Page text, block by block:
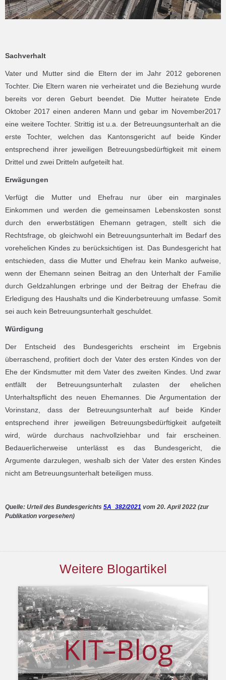
Sachverhalt
Vater und Mutter sind die Eltern der im Jahr 2012 geborenen
Tochter. Die Eltern waren nie verheiratet und die Beziehung wurde
bereits vor deren Geburt beendet. Die Mutter heiratete Ende
Oktober 2017 einen anderen Mann und gebar im November2017
eine weitere Tochter. Strittig ist u.a. der Betreuungsunterhalt an die
erste Tochter, welchen das Kantonsgericht auf beide Kinder
entsprechend ihrer jeweiligen Betreuungsbedürftigkeit mit einem
Drittel und zwei Dritteln aufgeteilt hat.
Erwägungen
Verfügt die Mutter und Ehefrau nur über ein marginales
Einkommen und werden die gemeinsamen Lebenskosten sonst
durch den erwerbstätigen Ehemann getragen, stellt sich die
Rechtsfrage, ob gleichwohl ein Betreuungsunterhalt im Bedarf des
vorehelichen Kindes zu berücksichtigen ist. Das Bundesgericht hat
entschieden, dass die Mutter und Ehefrau kein Manko aufweise,
wenn der Ehemann seinen Beitrag an den Unterhalt der Familie
durch Geldzahlungen erbringe und der Beitrag der Ehefrau die
Erledigung des Haushalts und die Kinderbetreuung umfasse. Somit
sei auch kein Betreuungsunterhalt geschuldet.
Würdigung
Der Entscheid des Bundesgerichts erscheint im Ergebnis
überraschend, profitiert doch der Vater des ersten Kindes von der
Ehe der Kindsmutter mit dem Vater des zweiten Kindes. Und zwar
entfällt der Betreuungsunterhalt zulasten der ehelichen
Unterhaltspflicht des neuen Ehemannes. Die Argumentation der
Vorinstanz, dass der Betreuungsunterhalt auf beide Kinder
entsprechend ihrer jeweiligen Betreuungsbedürftigkeit aufgeteilt
wird, würde durchaus nachvollziehbar und fair erscheinen.
Bedauerlicherweise unterlässt es das Bundesgericht, die
Argumente darzulegen, weshalb sich der Vater des ersten Kindes
nicht am Betreuungsunterhalt beteiligen muss.
Quelle: Urteil des Bundesgerichts 5A_382/2021 vom 20. April 2022 (zur
Publikation vorgesehen)
Weitere Blogartikel